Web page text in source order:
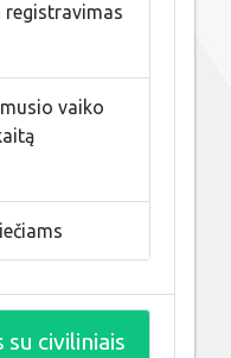
vaiko
civiliniais